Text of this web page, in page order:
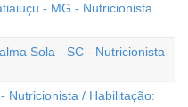
- MG - Nutricionista
Sola - SC - Nutricionista
Nutricionista / Habilitação: